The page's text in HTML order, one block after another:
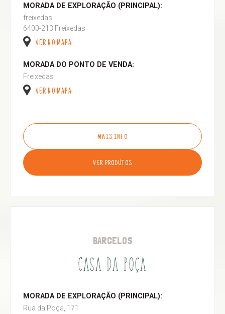
MORADA DE EXPLORAÇÃO (PRINCIPAL):
freixedas
6400-213 Freixedas
VER NO MAPA
MORADA DO PONTO DE VENDA:
Freixedas
VER NO MAPA
MAIS INFO
VER PRODUTOS
BARCELOS
CASA DA POÇA
MORADA DE EXPLORAÇÃO (PRINCIPAL):
Rua da Poça, 171